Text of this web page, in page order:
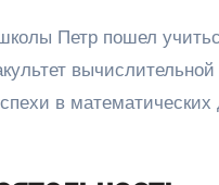
Петр пошел
в